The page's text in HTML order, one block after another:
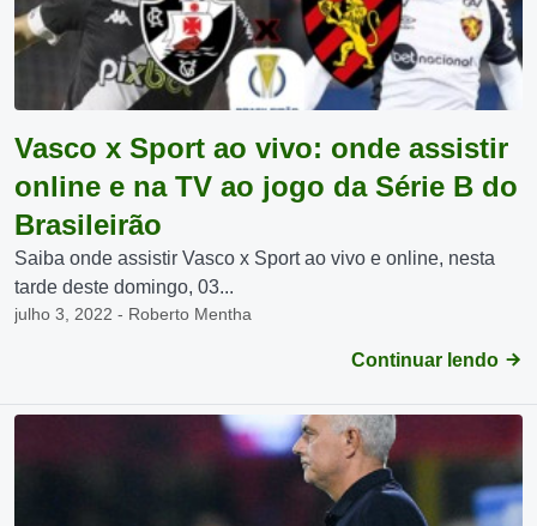
Vasco x Sport ao vivo: onde assistir
online e na TV ao jogo da Série B do
Brasileirão
Saiba onde assistir Vasco x Sport ao vivo e online, nesta
tarde deste domingo, 03...
julho 3, 2022 - Roberto Mentha
Continuar lendo